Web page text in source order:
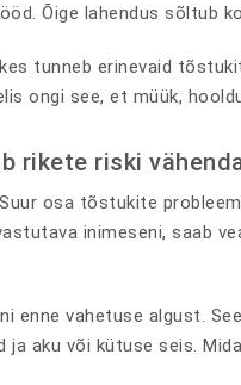
Õige lahendus sõltub
tunneb erinevaid
ongi see, et müük,
rikete riski
osa tõstukite
inimeseni, saab
enne vahetuse algust.
ja aku või kütuse seis.